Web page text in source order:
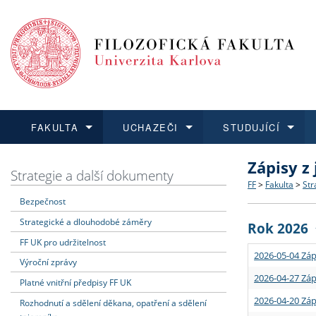
FAKULTA
Dozvědět se více
Struktura
Strategie
Podpora
UCHAZEČI
Podat přihlášku
Co
Učitelské
STUDUJÍCÍ
Dozvědět se více
Rigorózní
Dozvědět se více
O vědě a
Granty a
Dozvědět se více
Aktuální
Strategie a další dokumenty
Bezpečnost
Strategické a dlouhodobé záměry
FF UK pro udržitelnost
Výroční zprávy
Platné vnitřní předpisy FF UK
Rozhodnutí a sdělení děkana, opatření a sdělení
Zápisy
FF > Fakulta >
Rok 2026
2026-05-04
2026-04-27
2026-04-20